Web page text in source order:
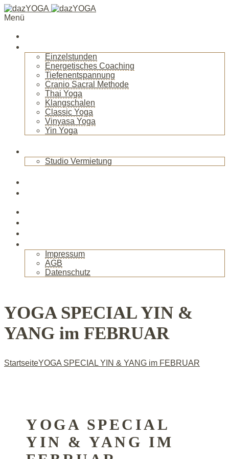
Menü
Einzelstunden
Energetisches Coaching
Tiefenentspannung
Cranio Sacral Methode
Thai Yoga
Klangschalen
Classic Yoga
Vinyasa Yoga
Yin Yoga
Studio Vermietung
Impressum
AGB
Datenschutz
YOGA SPECIAL YIN &
YANG im FEBRUAR
StartseiteYOGA SPECIAL YIN & YANG im FEBRUAR
YOGA SPECIAL
YIN & YANG IM